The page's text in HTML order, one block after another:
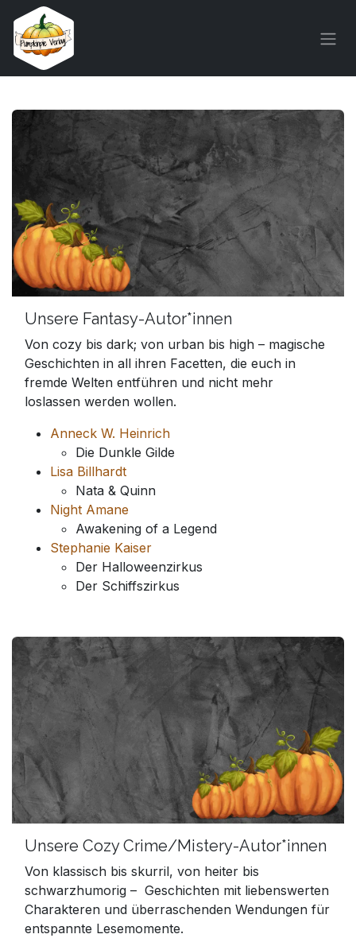
Zum Inhalt springen
Unsere Fantasy-Autor*innen
Von cozy bis dark; von urban bis high – magische
Geschichten in all ihren Facetten, die euch in
fremde Welten entführen und nicht mehr
loslassen werden wollen.
Anneck W. Heinrich
Die Dunkle Gilde
Lisa Billhardt
Nata & Quinn
Night Amane
Awakening of a Legend
Stephanie Kaiser
Der Halloweenzirkus
Der Schiffszirkus
Unsere Cozy Crime/Mistery-Autor*innen
Von klassisch bis skurril, von heiter bis
schwarzhumorig – Geschichten mit liebenswerten
Charakteren und überraschenden Wendungen für
entspannte Lesemomente.